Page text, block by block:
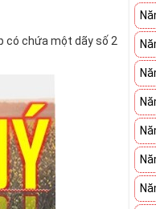
có chứa một dãy số 2